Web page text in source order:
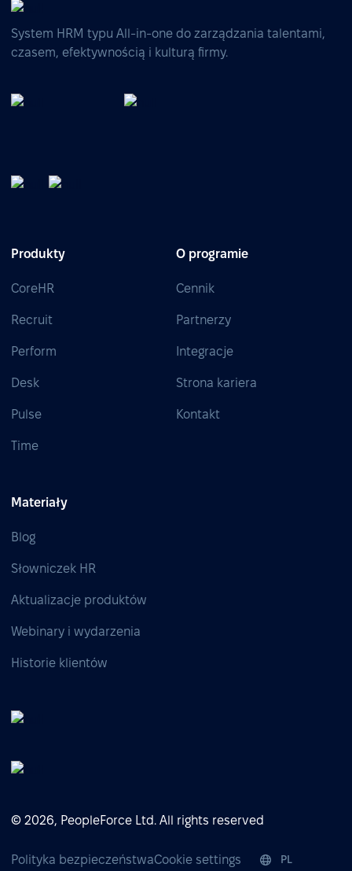
System HRM typu All-in-one do zarządzania talentami,
czasem, efektywnością i kulturą firmy.
Produkty
CoreHR
Recruit
Perform
Desk
Pulse
Time
O programie
Cennik
Partnerzy
Integracje
Strona kariera
Kontakt
Materiały
Blog
Słowniczek HR
Aktualizacje produktów
Webinary i wydarzenia
Historie klientów
© 2026, PeopleForce Ltd. All rights reserved
Polityka bezpieczeństwaCookie settings PL